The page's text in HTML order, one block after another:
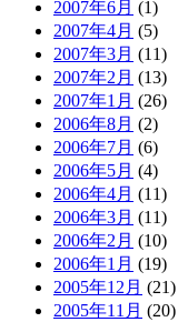
2007年6月 (1)
2007年4月 (5)
2007年3月 (11)
2007年2月 (13)
2007年1月 (26)
2006年8月 (2)
2006年7月 (6)
2006年5月 (4)
2006年4月 (11)
2006年3月 (11)
2006年2月 (10)
2006年1月 (19)
2005年12月 (21)
2005年11月 (20)